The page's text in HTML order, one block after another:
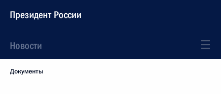
Президент России
Новости
Документы